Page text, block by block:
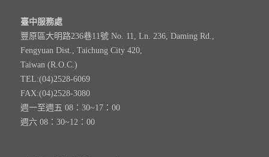
臺中服務處
豐原區大明路236巷11號 No. 11, Ln. 236, Daming Rd.,
Fengyuan Dist., Taichung City 420,
Taiwan (R.O.C.)
TEL:(04)2528-6069
FAX:(04)2528-3080
週一至週五 08：30~17：00
週六 08：30~12：00